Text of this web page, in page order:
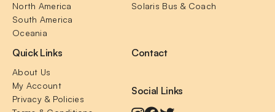
North America
South America
Oceania
Solaris Bus & Coach
Quick Links
About Us
My Account
Privacy & Policies
Contact
Social Links